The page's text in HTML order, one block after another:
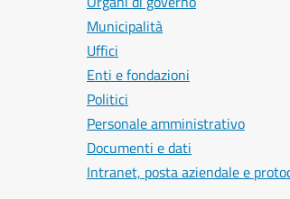
Municipalità
Uffici
Enti e fondazioni
Politici
Personale amministrativo
Documenti e dati
Intranet, posta aziendale e